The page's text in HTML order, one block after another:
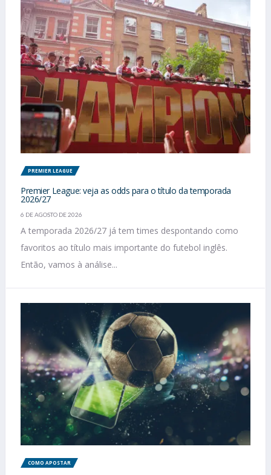
PREMIER LEAGUE
Premier League: veja as odds para o título da temporada
2026/27
6 DE AGOSTO DE 2026
A temporada 2026/27 já tem times despontando como
favoritos ao título mais importante do futebol inglês.
Então, vamos à análise...
COMO APOSTAR